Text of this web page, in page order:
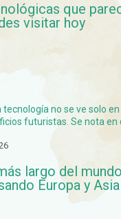
que
visitar hoy
tecnología no se ve solo
futuristas. Se nota en
largo del
Europa y Asia